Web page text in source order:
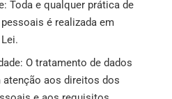
Toda e qualquer prática de
é realizada em
O tratamento de dados
aos direitos dos